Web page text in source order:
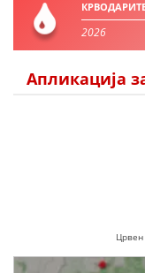
2026
Апликација
Црвен